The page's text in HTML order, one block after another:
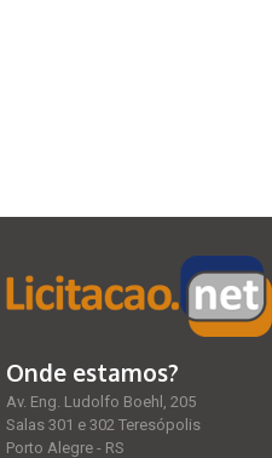
Onde estamos?
Av. Eng. Ludolfo Boehl, 205
Salas 301 e 302 Teresópolis
Porto Alegre - RS